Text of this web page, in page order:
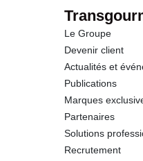
Le Groupe
Devenir client
Actualités et
Publications
Marques
Partenaires
Solutions
Recrutement